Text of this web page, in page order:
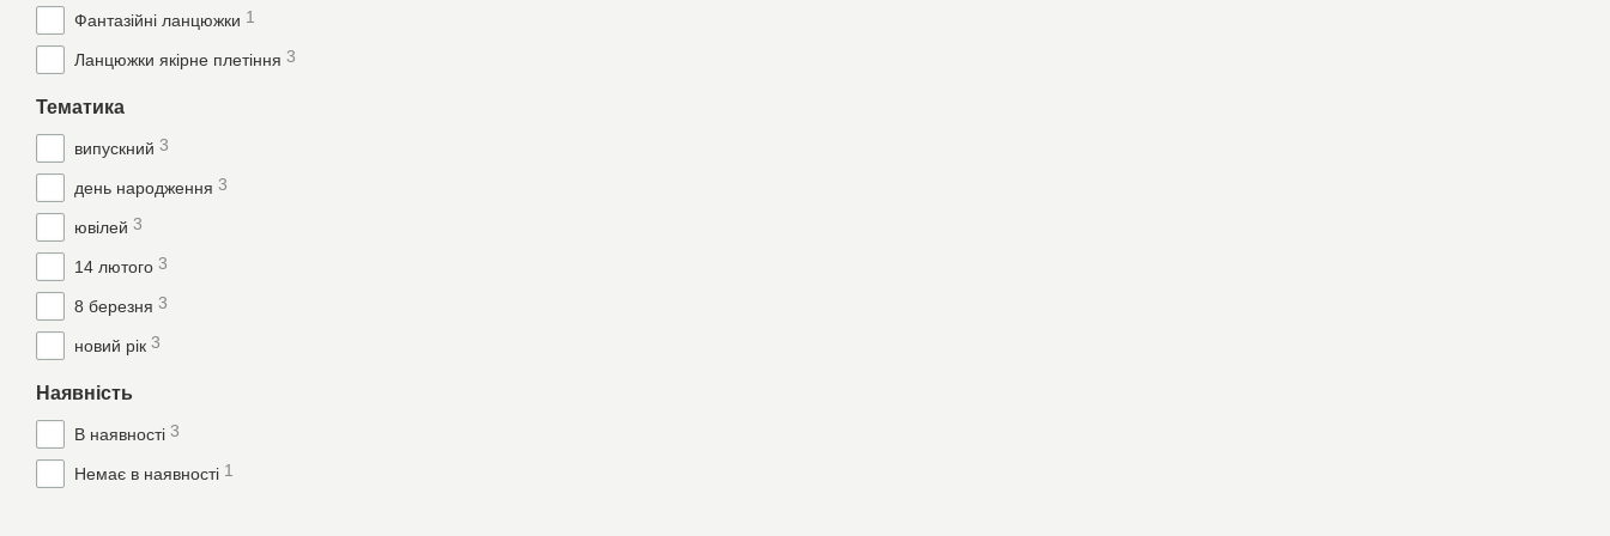
Фантазійні ланцюжки 1
Ланцюжки якірне плетіння 3
Тематика
випускний 3
день народження 3
ювілей 3
14 лютого 3
8 березня 3
новий рік 3
Наявність
В наявності 3
Немає в наявності 1